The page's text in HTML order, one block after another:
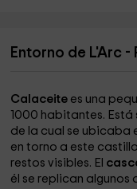
Entorno de L'Arc
Calaceite es una
1000 habitantes.
de la cual se ubicaba
en torno a este
restos visibles. El
él se replican algunos